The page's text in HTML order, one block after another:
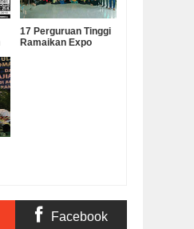
17 Perguruan Tinggi
Ramaikan Expo
Facebook